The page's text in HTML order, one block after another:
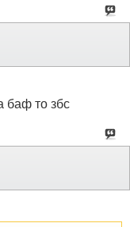
баф то збс